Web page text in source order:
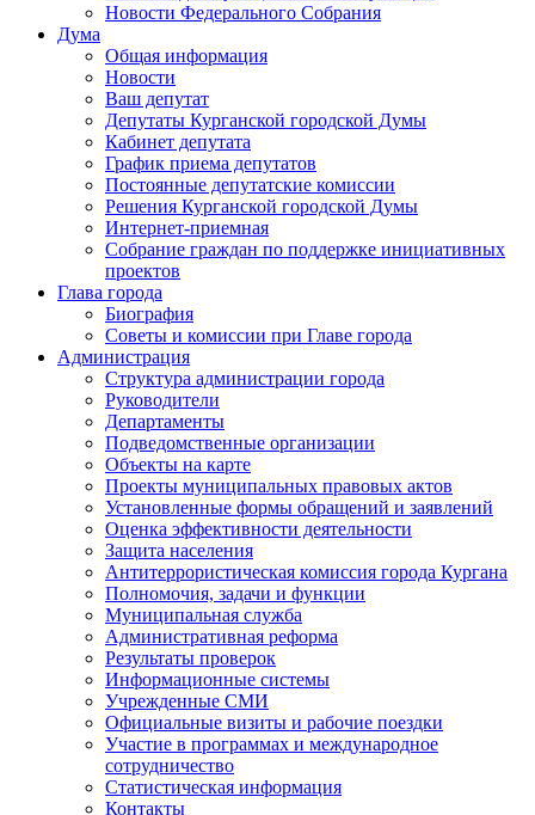
Новости Федерального Cобрания
Дума
Общая информация
Новости
Ваш депутат
Депутаты Курганской городской Думы
Кабинет депутата
График приема депутатов
Постоянные депутатские комиссии
Решения Курганской городской Думы
Интернет-приемная
Собрание граждан по поддержке инициативных
проектов
Глава города
Биография
Советы и комиссии при Главе города
Администрация
Структура администрации города
Руководители
Департаменты
Подведомственные организации
Объекты на карте
Проекты муниципальных правовых актов
Установленные формы обращений и заявлений
Оценка эффективности деятельности
Защита населения
Антитеррористическая комиссия города Кургана
Полномочия, задачи и функции
Муниципальная служба
Административная реформа
Результаты проверок
Информационные системы
Учрежденные СМИ
Официальные визиты и рабочие поездки
Участие в программах и международное
сотрудничество
Статистическая информация
Контакты